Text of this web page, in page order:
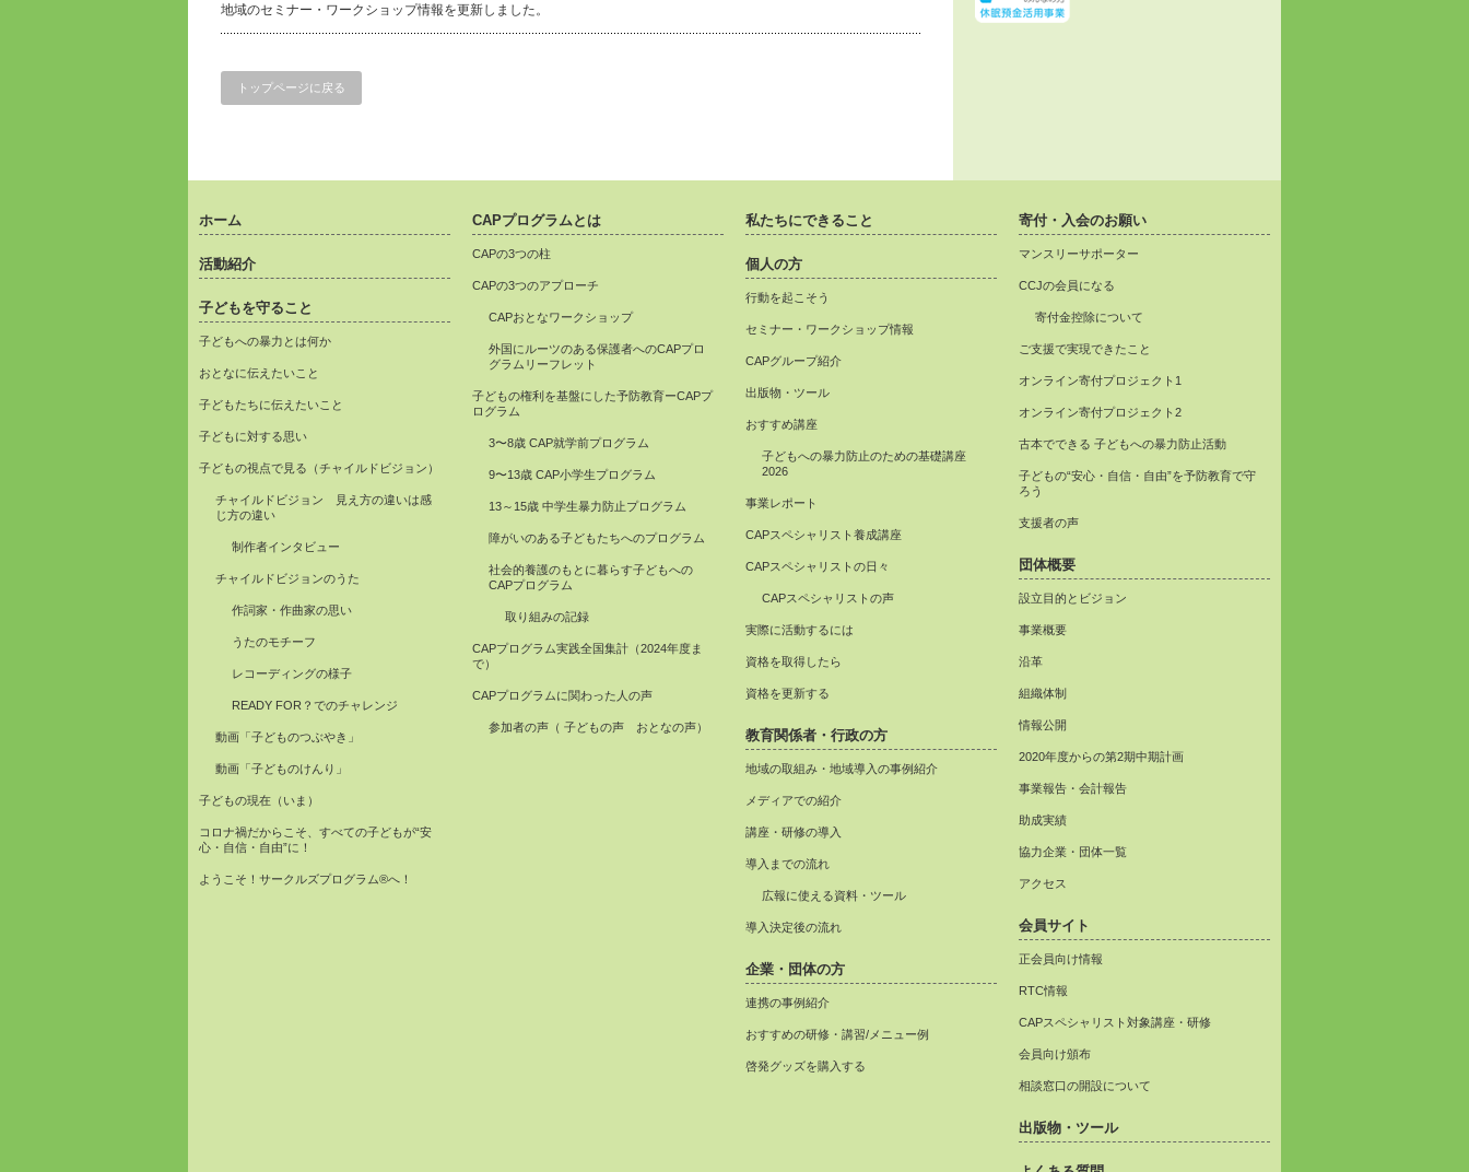
地域のセミナー・ワークショップ情報を更新しました。
トップページに戻る
ホーム
活動紹介
子どもを守ること
子どもへの暴力とは何か
おとなに伝えたいこと
子どもたちに伝えたいこと
子どもに対する思い
子どもの視点で見る（チャイルドビジョン）
チャイルドビジョン 見え方の違いは感
じ方の違い
制作者インタビュー
チャイルドビジョンのうた
作詞家・作曲家の思い
うたのモチーフ
レコーディングの様子
READY FOR？でのチャレンジ
動画「子どものつぶやき」
動画「子どものけんり」
子どもの現在（いま）
コロナ禍だからこそ、すべての子どもが“安
心・自信・自由”に！
ようこそ！サークルズプログラム®へ！
CAPプログラムとは
CAPの3つの柱
CAPの3つのアプローチ
CAPおとなワークショップ
外国にルーツのある保護者へのCAPプロ
グラムリーフレット
子どもの権利を基盤にした予防教育ーCAPプ
ログラム
3〜8歳 CAP就学前プログラム
9〜13歳 CAP小学生プログラム
13～15歳 中学生暴力防止プログラム
障がいのある子どもたちへのプログラム
社会的養護のもとに暮らす子どもへの
CAPプログラム
取り組みの記録
CAPプログラム実践全国集計（2024年度ま
で）
CAPプログラムに関わった人の声
参加者の声（ 子どもの声 おとなの声）
私たちにできること
個人の方
行動を起こそう
セミナー・ワークショップ情報
CAPグループ紹介
出版物・ツール
おすすめ講座
子どもへの暴力防止のための基礎講座
2026
事業レポート
CAPスペシャリスト養成講座
CAPスペシャリストの日々
CAPスペシャリストの声
実際に活動するには
資格を取得したら
資格を更新する
教育関係者・行政の方
地域の取組み・地域導入の事例紹介
メディアでの紹介
講座・研修の導入
導入までの流れ
広報に使える資料・ツール
導入決定後の流れ
企業・団体の方
連携の事例紹介
おすすめの研修・講習/メニュー例
啓発グッズを購入する
寄付・入会のお願い
マンスリーサポーター
CCJの会員になる
寄付金控除について
ご支援で実現できたこと
オンライン寄付プロジェクト1
オンライン寄付プロジェクト2
古本でできる 子どもへの暴力防止活動
子どもの“安心・自信・自由”を予防教育で守
ろう
支援者の声
団体概要
設立目的とビジョン
事業概要
沿革
組織体制
情報公開
2020年度からの第2期中期計画
事業報告・会計報告
助成実績
協力企業・団体一覧
アクセス
会員サイト
正会員向け情報
RTC情報
CAPスペシャリスト対象講座・研修
会員向け頒布
相談窓口の開設について
出版物・ツール